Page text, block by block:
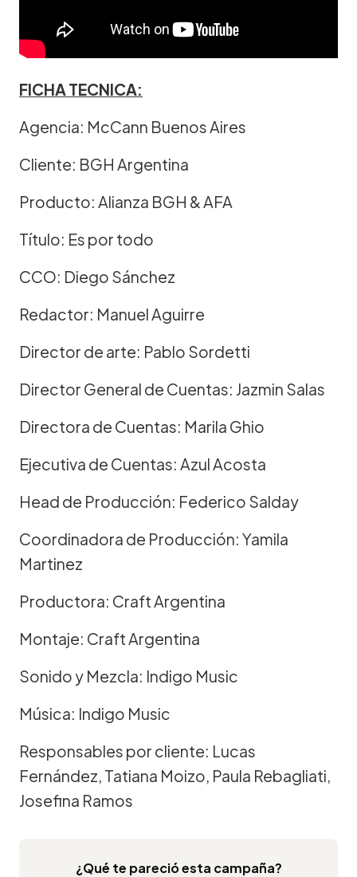
FICHA TECNICA:
Agencia: McCann Buenos Aires
Cliente: BGH Argentina
Producto: Alianza BGH & AFA
Título: Es por todo
CCO: Diego Sánchez
Redactor: Manuel Aguirre
Director de arte: Pablo Sordetti
Director General de Cuentas: Jazmin Salas
Directora de Cuentas: Marila Ghio
Ejecutiva de Cuentas: Azul Acosta
Head de Producción: Federico Salday
Coordinadora de Producción: Yamila
Martinez
Productora: Craft Argentina
Montaje: Craft Argentina
Sonido y Mezcla: Indigo Music
Música: Indigo Music
Responsables por cliente: Lucas
Fernández, Tatiana Moizo, Paula Rebagliati,
Josefina Ramos
¿Qué te pareció esta campaña?